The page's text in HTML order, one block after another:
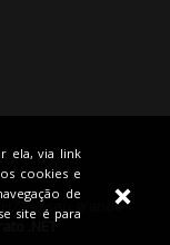
- O seu grande
.NET
ela, via link
cookies e
de
site é para